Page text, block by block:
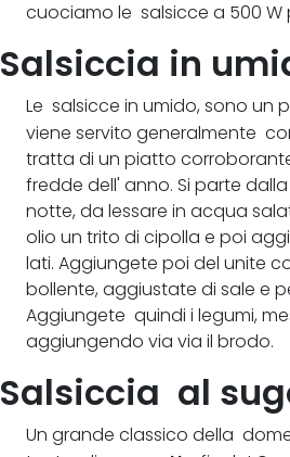
cuociamo le salsicce a 500
Salsiccia in
Le salsicce in umido, sono
viene servito generalmente
tratta di un piatto
fredde dell' anno. Si parte
notte, da lessare in acqua
olio un trito di cipolla e poi
lati. Aggiungete poi del unite
bollente, aggiustate di sale e
Aggiungete quindi i legumi,
aggiungendo via via il brodo.
Salsiccia al
Un grande classico della